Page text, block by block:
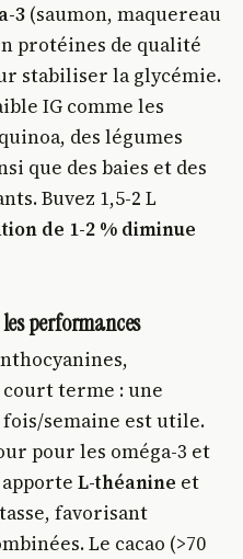
3 (saumon, maquereau
protéines de qualité
stabiliser la glycémie.
IG comme les
des légumes
que des baies et des
Buvez 1,5-2 L
de 1-2 % diminue
performances
terme : une
semaine est utile.
pour les oméga-3 et
apporteL-théanine et
favorisant
Le cacao (>70